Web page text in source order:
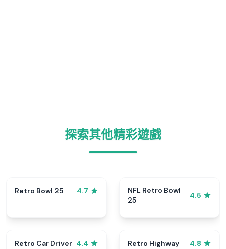
探索其他精彩遊戲
Retro Bowl 25 4.7
NFL Retro Bowl
25
4.5
Retro Car Driver 4.4 Retro Highway 4.8